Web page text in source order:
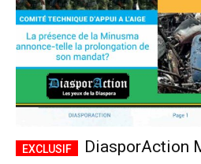
DiasporAction